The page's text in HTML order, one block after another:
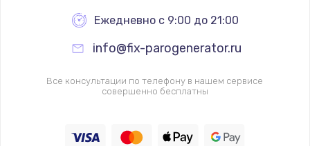
Ежедневно с 9:00 до 21:00
info@fix-parogenerator.ru
Все консультации по телефону в нашем сервисе
совершенно бесплатны